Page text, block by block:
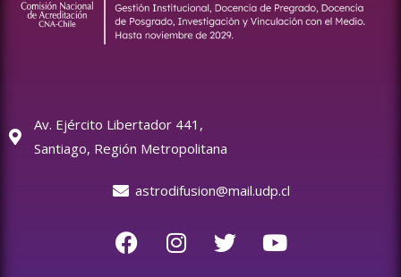
Av. Ejército Libertador 441,
Santiago, Región Metropolitana
astrodifusion@mail.udp.cl